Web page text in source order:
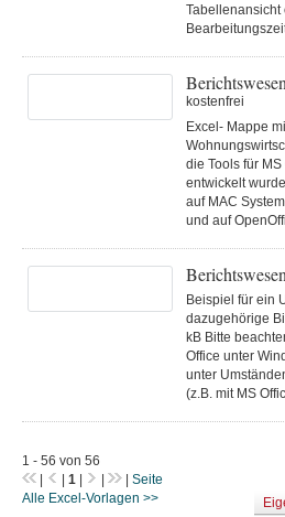
Tabellenansicht
kostenfrei
Excel- Mappe
die Tools für
entwickelt
auf MAC
und auf
Beispiel für ein
dazugehörige
kB Bitte
Office unter
unter
(z.B. mit MS
1 - 56 von 56
1
Seite
Alle Excel-Vorlagen >>